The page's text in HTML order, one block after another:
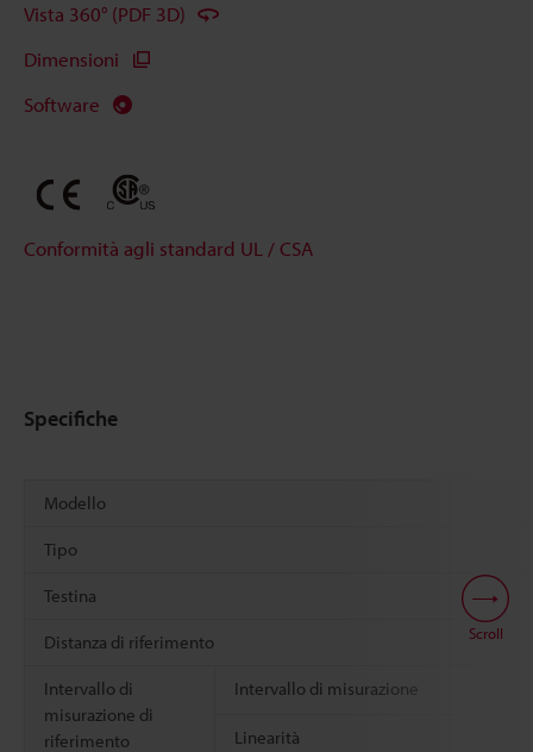
Vista 360° (PDF 3D)
Dimensioni
Software
Conformità agli standard UL / CSA
Specifiche
Modello
Tipo
Testina
Distanza di riferimento
Intervallo di
misurazione di
riferimento
Intervallo di misurazione
Linearità
Scroll